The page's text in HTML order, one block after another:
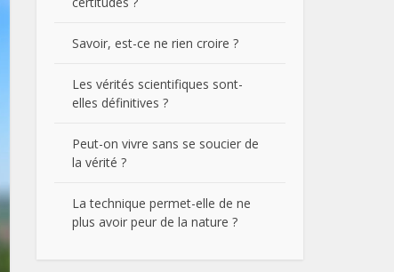
Savoir, est-ce ne rien croire ?
Les vérités scientifiques sont-
elles définitives ?
Peut-on vivre sans se soucier de
la vérité ?
La technique permet-elle de ne
plus avoir peur de la nature ?